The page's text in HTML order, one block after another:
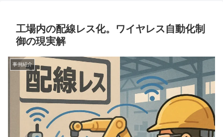
工場内の配線レス化。ワイヤレス自動化制
御の現実解
事例紹介